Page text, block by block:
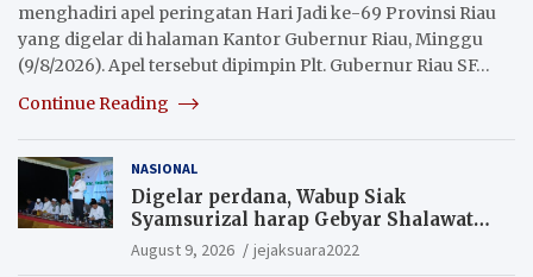
menghadiri apel peringatan Hari Jadi ke-69 Provinsi Riau
yang digelar di halaman Kantor Gubernur Riau, Minggu
(9/8/2026). Apel tersebut dipimpin Plt. Gubernur Riau SF…
Continue Reading
NASIONAL
Digelar perdana, Wabup Siak
Syamsurizal harap Gebyar Shalawat
bisa meningkatkan nilai keagamaan
ditengah-tengah masyarakat.
August 9, 2026 jejaksuara2022